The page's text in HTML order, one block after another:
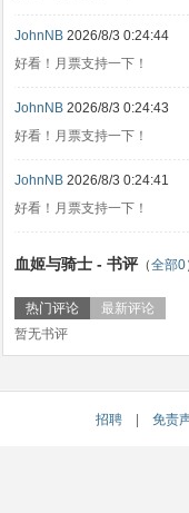
JohnNB 2026/8/3 0:24:44
好看！月票支持一下！
JohnNB 2026/8/3 0:24:43
好看！月票支持一下！
JohnNB 2026/8/3 0:24:41
好看！月票支持一下！
血姬与骑士 - 书评（全部0
热门评论
最新评论
暂无书评
招聘| 免责